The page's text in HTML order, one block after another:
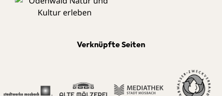
Verknüpfte Seiten